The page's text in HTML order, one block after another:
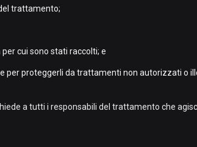
trattamento;
cui sono stati raccolti; e
proteggerli da trattamenti non autorizzati o
a tutti i responsabili del trattamento che